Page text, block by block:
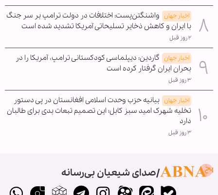
اخبار جهان واشنگتن‌پست: اختلافات در دولت ترامپ بر سر جنگ
با ایران و کاهش ذخایر تسلیحاتی آمریکا تشدید شده است
۲ روز قبل
اخبار جهان گاردین: دیپلماسی کودکستانی ترامپ، آمریکا را در
بحران ایران گرفتار کرده است
۳ روز قبل
اخبار جهان بیانیه حزب وحدت اسلامی افغانستان در پی دستور
تخلیه شهرک امید سبز کابل؛ این تصمیم تبعات بدی برای طالبان
دارد
۳ روز قبل
صدای شیعیان بی‌رسانه